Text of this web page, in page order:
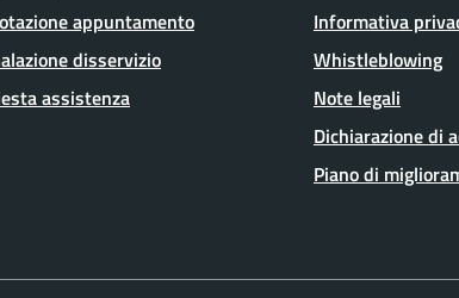
appuntamento
disservizio
assistenza
Informativa
Whistleblowing
Note legali
Dichiarazione di
Piano di